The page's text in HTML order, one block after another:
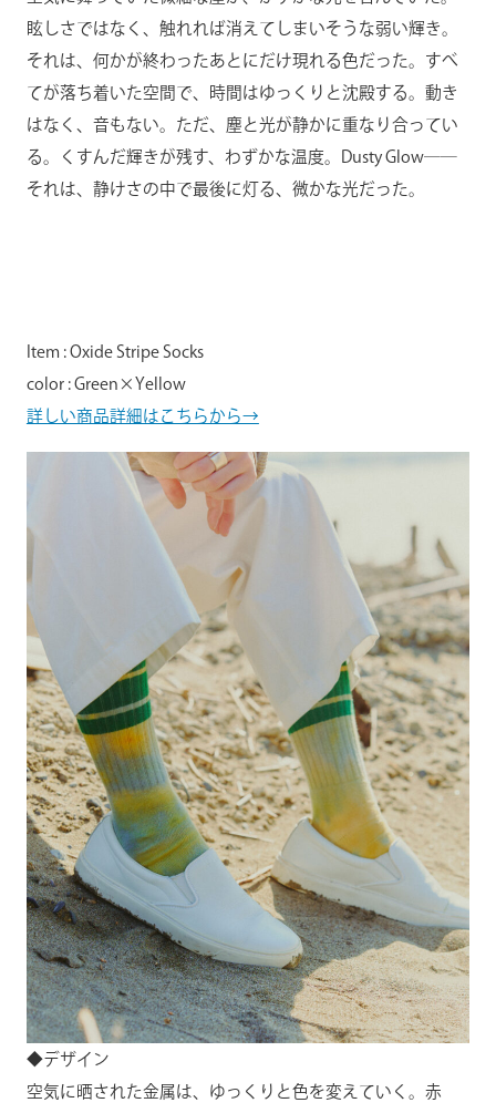
眩しさではなく、触れれば消えてしまいそうな弱い輝き。
それは、何かが終わったあとにだけ現れる色だった。すべ
てが落ち着いた空間で、時間はゆっくりと沈殿する。動き
はなく、音もない。ただ、塵と光が静かに重なり合ってい
る。くすんだ輝きが残す、わずかな温度。Dusty Glow――
それは、静けさの中で最後に灯る、微かな光だった。
Item : Oxide Stripe Socks
color : Green×Yellow
詳しい商品詳細はこちらから→
◆デザイン
空気に晒された金属は、ゆっくりと色を変えていく。赤